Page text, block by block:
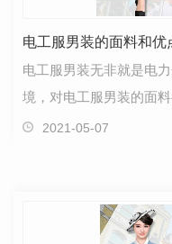
电工服男装的面料和优
电工服男装无非就是电
境，对电工服男装的面
工服男装的面料知识了
2021-05-07